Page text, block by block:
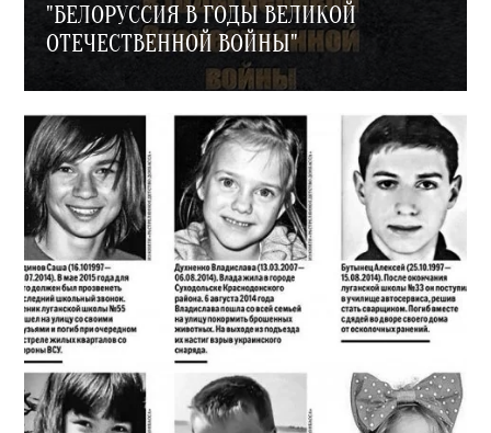
"БЕЛОРУССИЯ В ГОДЫ ВЕЛИКОЙ
ОТЕЧЕСТВЕННОЙ ВОЙНЫ"